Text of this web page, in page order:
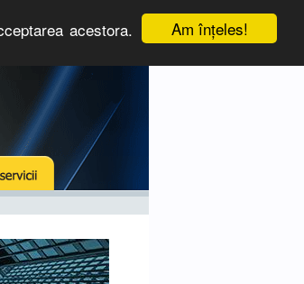
Am înţeles!
acestora.